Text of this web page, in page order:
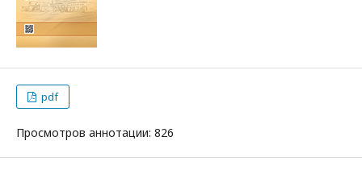
pdf
Просмотров аннотации: 826